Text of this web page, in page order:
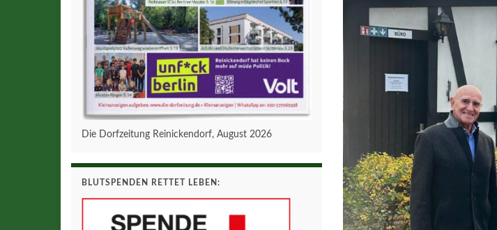
Die Dorfzeitung Reinickendorf, August 2026
BLUTSPENDEN RETTET LEBEN: